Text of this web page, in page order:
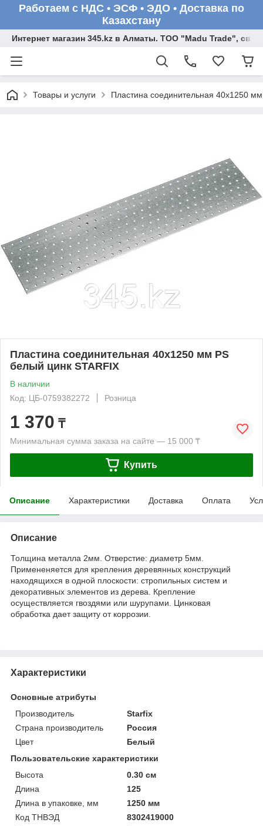
Работаем с НДС • ЭСФ • ЭДО • Доставка по
Казахстану
Интернет магазин 345.kz в Алматы. ТОО "Madu Trade",
Товары и услуги Пластина соединительная 40х1250
Пластина соединительная 40х1250 мм PS
белый цинк STARFIX
В наличии
Код: ЦБ-0759382272
Розница
1 370 ₸
Минимальная сумма заказа на сайте — 15 000 ₸
Купить
Описание Характеристики Доставка Оплата
Описание
Толщина металла 2мм. Отверстие: диаметр 5мм.
Примененяется для крепления деревянных конструкций
находящихся в одной плоскости: стропильных систем и
декоративных элементов из дерева. Крепление
осуществляется гвоздями или шурупами. Цинковая
обработка дает защиту от коррозии.
Характеристики
Основные атрибуты
Производитель
Starfix
Страна производитель
Россия
Цвет
Белый
Пользовательские характеристики
Высота
0.30 см
Длина
125
Длина в упаковке, мм
1250 мм
Код ТНВЭД
8302419000